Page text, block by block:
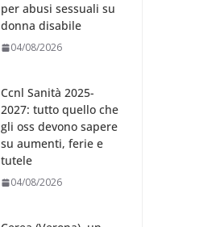
per abusi sessuali su
donna disabile
04/08/2026
Ccnl Sanità 2025-
2027: tutto quello che
gli oss devono sapere
su aumenti, ferie e
tutele
04/08/2026